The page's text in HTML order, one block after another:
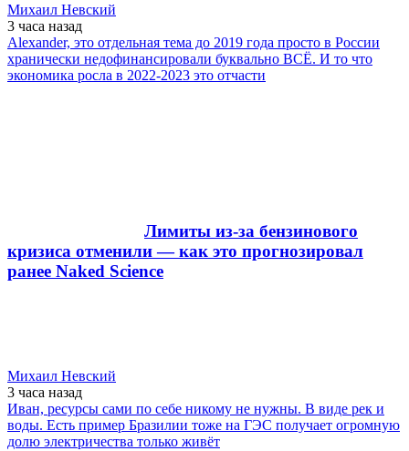
Михаил Невский
3 часа назад
Alexander, это отдельная тема до 2019 года просто в России
хранически недофинансировали буквально ВСЁ. И то что
экономика росла в 2022-2023 это отчасти
Лимиты из-за бензинового
кризиса отменили — как это прогнозировал
ранее Naked Science
Михаил Невский
3 часа назад
Иван, ресурсы сами по себе никому не нужны. В виде рек и
воды. Есть пример Бразилии тоже на ГЭС получает огромную
долю электричества только живёт